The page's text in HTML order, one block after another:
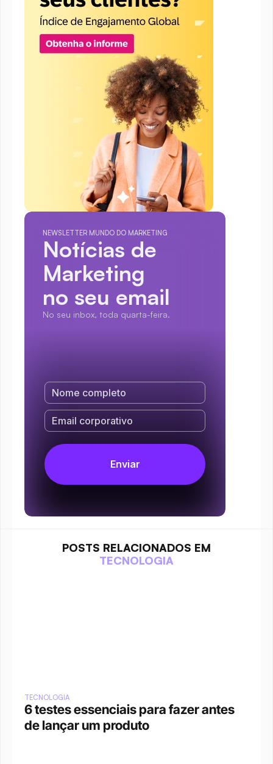
NEWSLETTER MUNDO DO MARKETING
Notícias de
Marketing
no seu email
No seu inbox, toda quarta-feira.
POSTS RELACIONADOS EM
TECNOLOGIA
TECNOLOGIA
6 testes essenciais para fazer antes
de lançar um produto